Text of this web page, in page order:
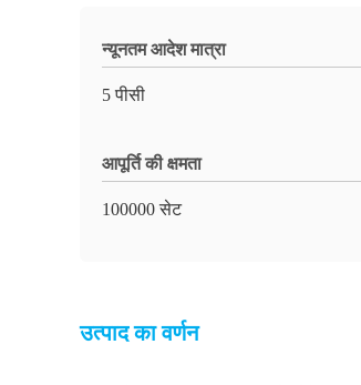
न्यूनतम आदेश मात्रा
5 पीसी
आपूर्ति की क्षमता
100000 सेट
उत्पाद का वर्णन